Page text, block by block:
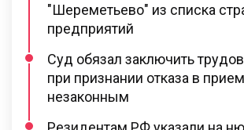
"Шереметьево" из списка
предприятий
Суд обязал заключить
при признании отказа в
незаконным